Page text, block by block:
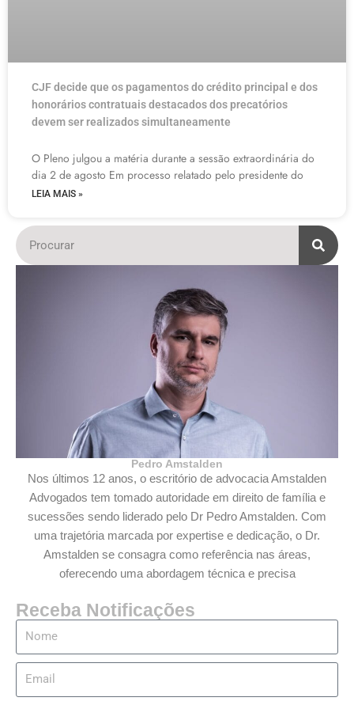
CJF decide que os pagamentos do crédito principal e dos
honorários contratuais destacados dos precatórios
devem ser realizados simultaneamente
O Pleno julgou a matéria durante a sessão extraordinária do
dia 2 de agosto Em processo relatado pelo presidente do
LEIA MAIS »
Pedro Amstalden
Nos últimos 12 anos, o escritório de advocacia Amstalden
Advogados tem tomado autoridade em direito de família e
sucessões sendo liderado pelo Dr Pedro Amstalden. Com
uma trajetória marcada por expertise e dedicação, o Dr.
Amstalden se consagra como referência nas áreas,
oferecendo uma abordagem técnica e precisa
Receba Notificações